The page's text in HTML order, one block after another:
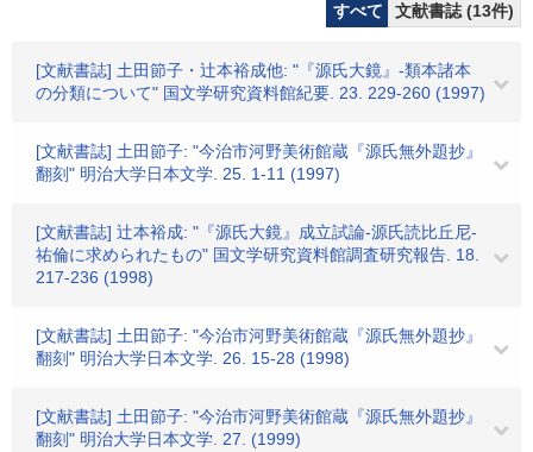
すべて
文献書誌 (13件)
[文献書誌] 土田節子・辻本裕成他: "『源氏大鏡』-類本諸本
の分類について" 国文学研究資料館紀要. 23. 229-260 (1997)
[文献書誌] 土田節子: "今治市河野美術館蔵『源氏無外題抄』
翻刻" 明治大学日本文学. 25. 1-11 (1997)
[文献書誌] 辻本裕成: "『源氏大鏡』成立試論-源氏読比丘尼-
祐倫に求められたもの" 国文学研究資料館調査研究報告. 18.
217-236 (1998)
[文献書誌] 土田節子: "今治市河野美術館蔵『源氏無外題抄』
翻刻" 明治大学日本文学. 26. 15-28 (1998)
[文献書誌] 土田節子: "今治市河野美術館蔵『源氏無外題抄』
翻刻" 明治大学日本文学. 27. (1999)